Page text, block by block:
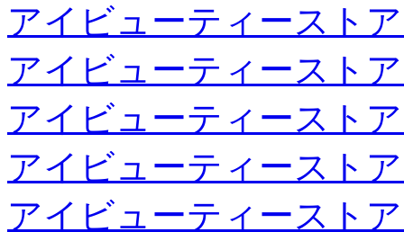
アイビューティースト
アイビューティースト
アイビューティースト
アイビューティースト
アイビューティースト